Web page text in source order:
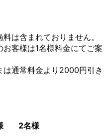
は含まれておりません。
客様は1名様料金にてご案
通常料金より2000円引き
2名様